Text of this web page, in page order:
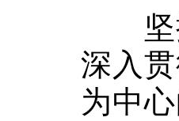
深入
为中